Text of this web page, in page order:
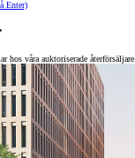
Enter)
hos våra auktoriserade återförsäljare.